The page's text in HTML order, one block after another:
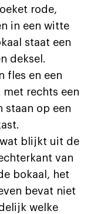
rode,
in een witte
staat een
deksel.
fles en een
rechts een
staan op een
blijkt uit de
van
bokaal, het
bevat niet
welke